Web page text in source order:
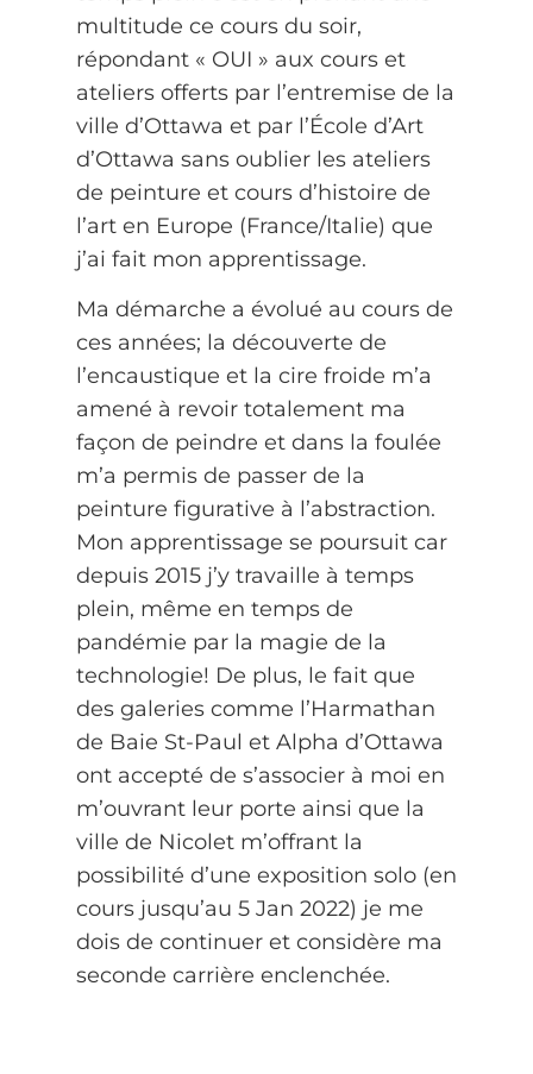
multitude ce cours du soir,
répondant « OUI » aux cours et
ateliers offerts par l’entremise de la
ville d’Ottawa et par l’École d’Art
d’Ottawa sans oublier les ateliers
de peinture et cours d’histoire de
l’art en Europe (France/Italie) que
j’ai fait mon apprentissage.
Ma démarche a évolué au cours de
ces années; la découverte de
l’encaustique et la cire froide m’a
amené à revoir totalement ma
façon de peindre et dans la foulée
m’a permis de passer de la
peinture figurative à l’abstraction.
Mon apprentissage se poursuit car
depuis 2015 j’y travaille à temps
plein, même en temps de
pandémie par la magie de la
technologie! De plus, le fait que
des galeries comme l’Harmathan
de Baie St-Paul et Alpha d’Ottawa
ont accepté de s’associer à moi en
m’ouvrant leur porte ainsi que la
ville de Nicolet m’offrant la
possibilité d’une exposition solo (en
cours jusqu’au 5 Jan 2022) je me
dois de continuer et considère ma
seconde carrière enclenchée.